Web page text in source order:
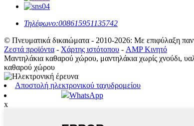
Τηλέφωνο:008615951135742
© Πνευματικά δικαιώματα - 2010-2026: Με επιφύλαξη
Ζεστά προϊόντα - Χάρτης ιστότοπου - AMP Κινητό
Μαντηλάκια καθαρού χώρου, μαντηλάκια χωρίς χνούδι,
καθαρού χώρου
Αποστολή ηλεκτρονικού ταχυδρομείου
WhatsApp
x